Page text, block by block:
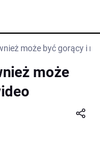
może być gorący i
może